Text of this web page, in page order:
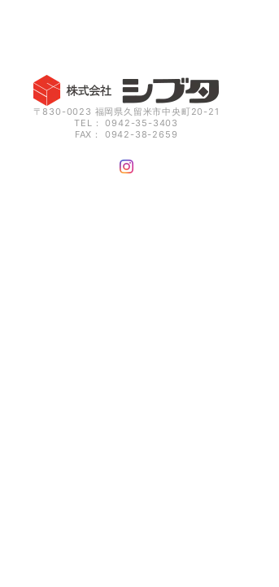
〒830-0023 福岡県久留米市中央町20-21
TEL： 0942-35-3403
FAX： 0942-38-2659